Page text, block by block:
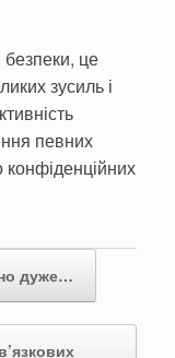
це
зусиль і
певних
конфіденційних
дуже…